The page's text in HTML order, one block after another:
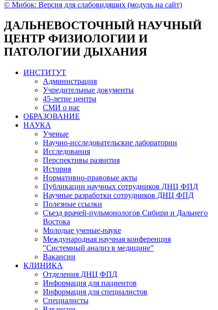
© Мибок: Версия для слабовидящих (модуль на сайт)
ДАЛЬНЕВОСТОЧНЫЙ НАУЧНЫЙ
ЦЕНТР ФИЗИОЛОГИИ И
ПАТОЛОГИИ ДЫХАНИЯ
ИНСТИТУТ
Администрация
Учредительные документы
45-летие центра
СМИ о нас
ОБРАЗОВАНИЕ
НАУКА
Ученые
Научно-исследовательские лаборатории
Исследования
Перспективы развития
История
Нормативно-правовые акты
Публикации научных сотрудников ДНЦ ФПД
Научные разработки сотрудников ДНЦ ФПД
Полезные ссылки
Съезд врачей-пульмонологов Сибири и Дальнего
Востока
Молодые ученые-науке
Международная научная конференция
"Системный анализ в медицине"
Вакансии
КЛИНИКА
Отделения ДНЦ ФПД
Информация для пациентов
Информация для специалистов
Специалисты